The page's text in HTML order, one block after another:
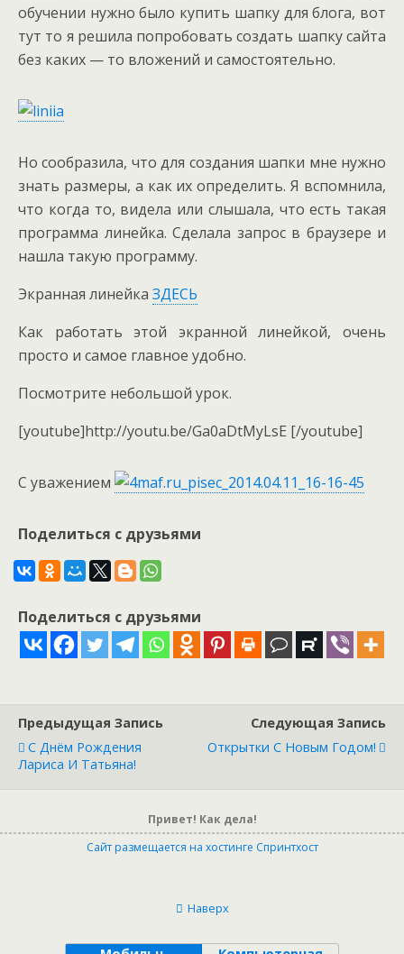
обучении нужно было купить шапку для блога, вот
тут то я решила попробовать создать шапку сайта
без каких — то вложений и самостоятельно.
Но сообразила, что для создания шапки мне нужно
знать размеры, а как их определить. Я вспомнила,
что когда то, видела или слышала, что есть такая
программа линейка. Сделала запрос в браузере и
нашла такую программу.
Экранная линейка ЗДЕСЬ
Как работать этой экранной линейкой, очень
просто и самое главное удобно.
Посмотрите небольшой урок.
[youtube]http://youtu.be/Ga0aDtMyLsE [/youtube]
С уважением
Поделиться с друзьями
Поделиться с друзьями
Предыдущая Запись
C Днём Рождения
Лариса И Татьяна!
Следующая Запись
Открытки С Новым Годом!
Привет! Как дела!
Сайт размещается на хостинге Спринтхост
Наверх